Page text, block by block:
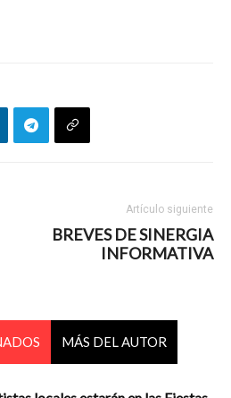
Artículo siguiente
BREVES DE SINERGIA
INFORMATIVA
MÁS DEL AUTOR